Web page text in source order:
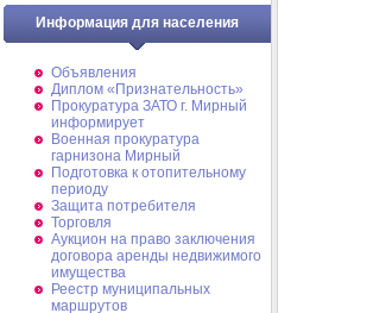
Информация для населения
Объявления
Диплом «Признательность»
Прокуратура ЗАТО г. Мирный
информирует
Военная прокуратура
гарнизона Мирный
Подготовка к отопительному
периоду
Защита потребителя
Торговля
Аукцион на право заключения
договора аренды недвижимого
имущества
Реестр муниципальных
маршрутов